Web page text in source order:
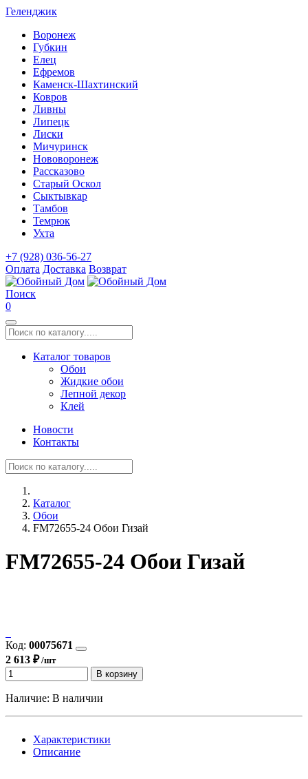
Геленджик
Воронеж
Губкин
Елец
Ефремов
Каменск-Шахтинский
Ковров
Ливны
Липецк
Лиски
Мичуринск
Нововоронеж
Рассказово
Старый Оскол
Сыктывкар
Тамбов
Темрюк
Ухта
+7 (928) 036-56-27
Оплата Доставка Возврат
Поиск
0
Каталог товаров
Обои
Жидкие обои
Лепной декор
Клей
Новости
Контакты
Каталог
Обои
FM72655-24 Обои Гизай
FM72655-24 Обои Гизай
Код: 00075671
2 613 ₽/шт
В корзину
Наличие: В наличии
Характеристики
Описание